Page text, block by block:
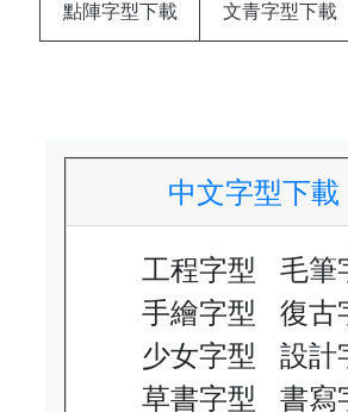
點陣字型下載 文青字型下載
中文字型下
工程字型
毛筆
手繪字型
復古
少女字型
設計
草書字型
書寫